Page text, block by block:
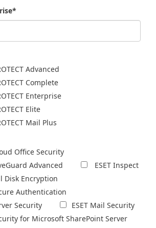
Advanced
Complete
Enterprise
Elite
Mail Plus
Office Security
Advanced
ESET Inspect
Disk Encryption
Authentication
Security
ESET Mail Security
for Microsoft SharePoint Server